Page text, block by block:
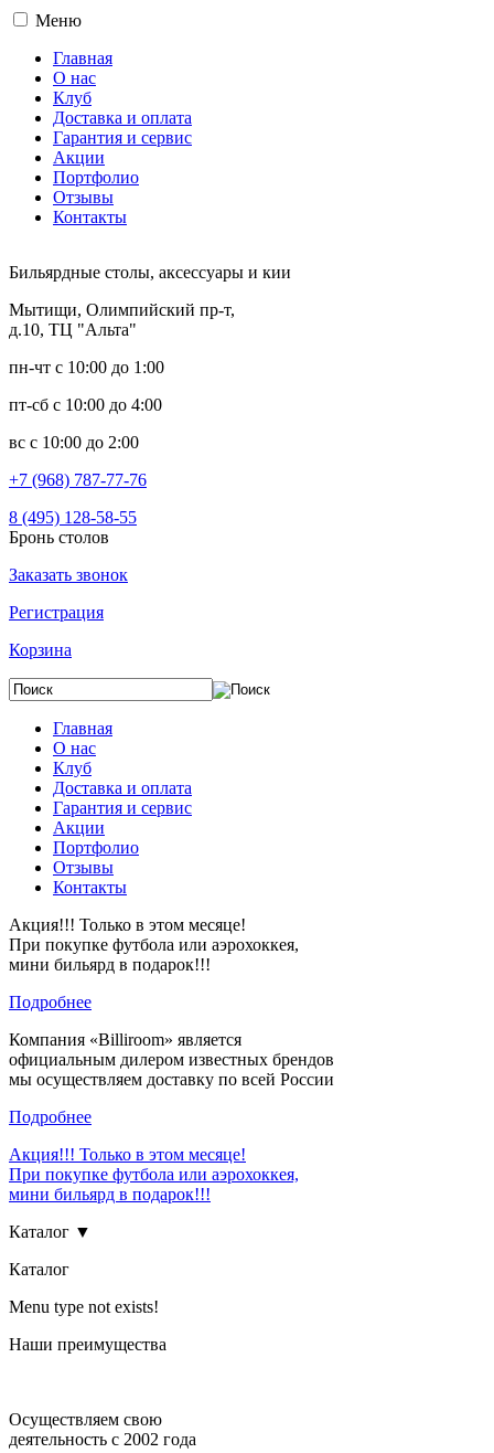
Меню
Главная
О нас
Клуб
Доставка и оплата
Гарантия и сервис
Акции
Портфолио
Отзывы
Контакты
Бильярдные столы, аксессуары и кии
Мытищи, Олимпийский пр-т,
д.10, ТЦ "Альта"
пн-чт с 10:00 до 1:00
пт-сб с 10:00 до 4:00
вс с 10:00 до 2:00
+7 (968) 787-77-76
8 (495) 128-58-55
Бронь столов
Заказать звонок
Регистрация
Корзина
Главная
О нас
Клуб
Доставка и оплата
Гарантия и сервис
Акции
Портфолио
Отзывы
Контакты
Акция!!! Только в этом месяце!
При покупке футбола или аэрохоккея,
мини бильярд в подарок!!!
Подробнее
Компания «Billiroom» является
официальным дилером известных брендов
мы осуществляем доставку по всей России
Подробнее
Акция!!! Только в этом месяце!
При покупке футбола или аэрохоккея,
мини бильярд в подарок!!!
Каталог ▼
Каталог
Menu type not exists!
Наши преимущества
Осуществляем свою
деятельность с 2002 года